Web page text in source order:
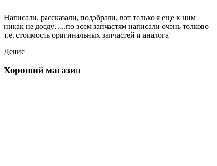
Написали, рассказали, подобрали, вот только я еще к ним
никак не доеду…..по всем запчастям написали очень толково
т.е. стоимость оригинальных запчастей и аналога!
Денис
Хороший магазин